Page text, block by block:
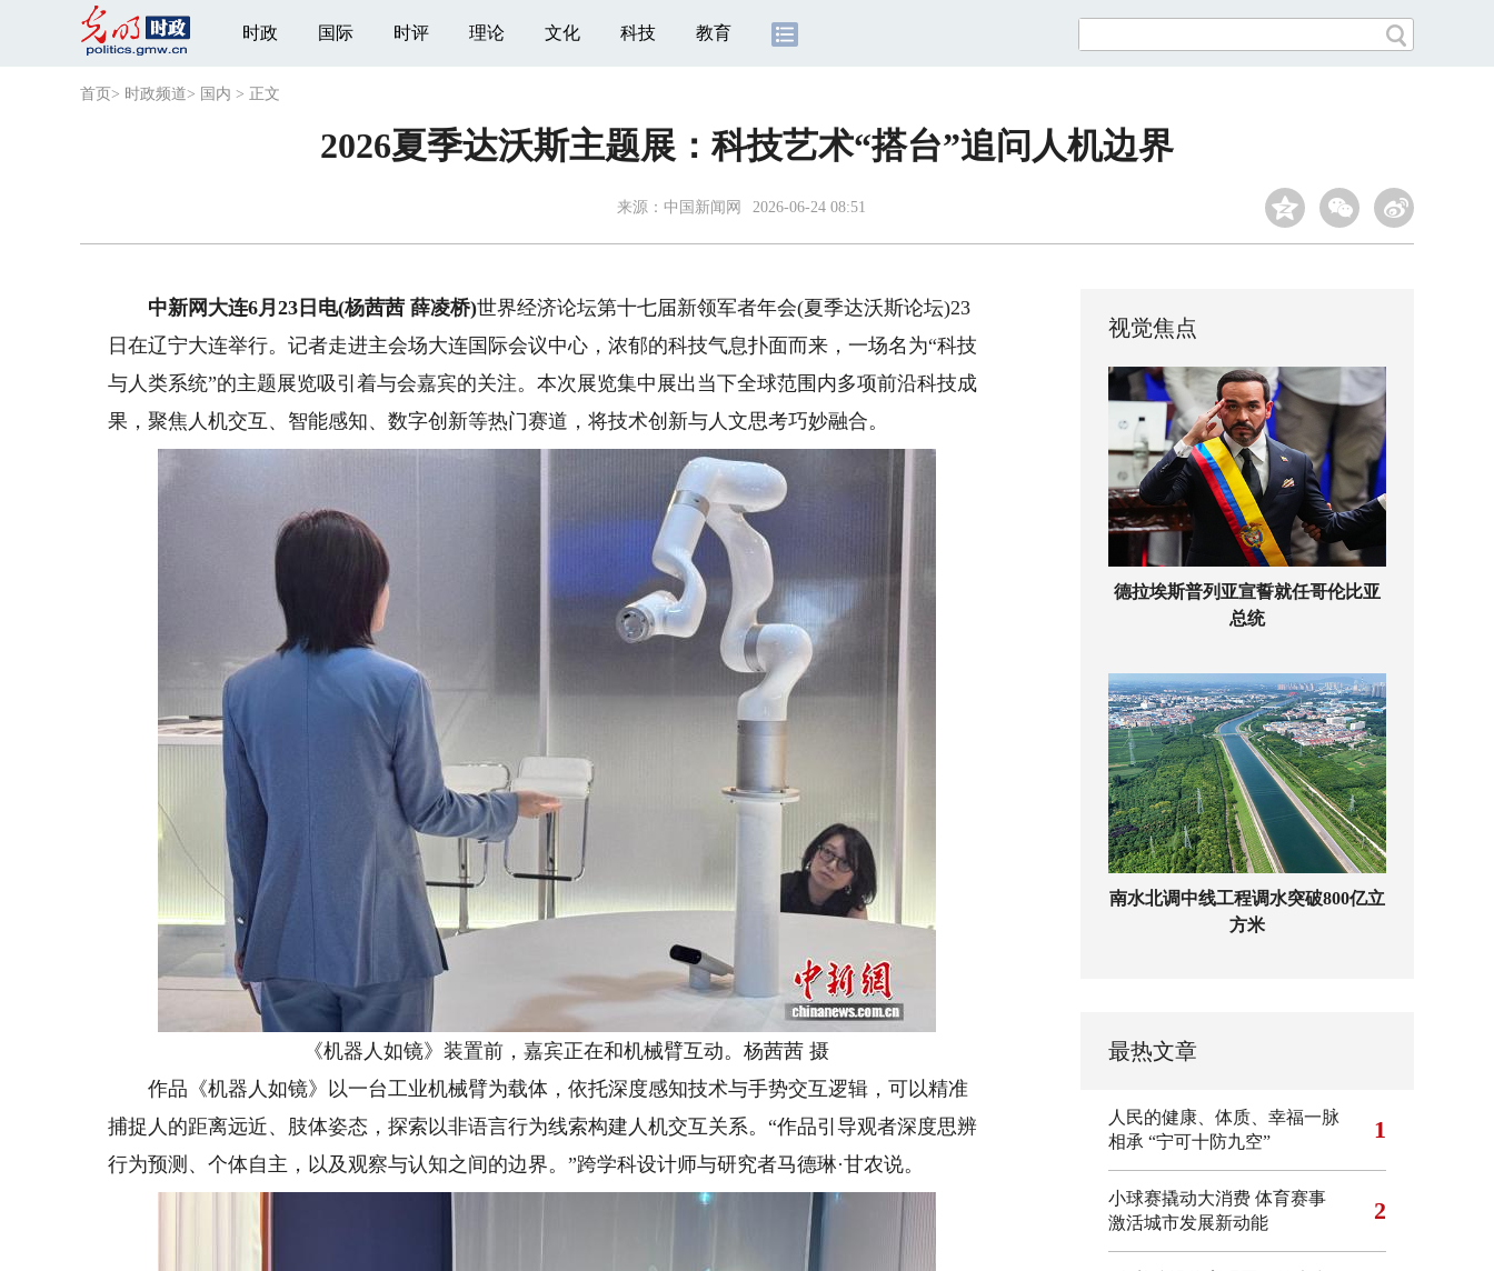
时政 国际 时评 理论 文化 科技 教育
首页 > 时政频道> 国内 > 正文
2026夏季达沃斯主题展：科技艺术“搭台”追问人机边界
来源： 中国新闻网 2026-06-24 08:51
中新网大连6月23日电(杨茜茜 薛凌桥)世界经济论坛第十七届新领军者年会(夏季达沃斯论坛)23
日在辽宁大连举行。记者走进主会场大连国际会议中心，浓郁的科技气息扑面而来，一场名为“科技
与人类系统”的主题展览吸引着与会嘉宾的关注。本次展览集中展出当下全球范围内多项前沿科技成
果，聚焦人机交互、智能感知、数字创新等热门赛道，将技术创新与人文思考巧妙融合。
《机器人如镜》装置前，嘉宾正在和机械臂互动。杨茜茜 摄
作品《机器人如镜》以一台工业机械臂为载体，依托深度感知技术与手势交互逻辑，可以精准
捕捉人的距离远近、肢体姿态，探索以非语言行为线索构建人机交互关系。“作品引导观者深度思辨
行为预测、个体自主，以及观察与认知之间的边界。”跨学科设计师与研究者马德琳·甘农说。
视觉焦点
德拉埃斯普列亚宣誓就任哥伦比亚
总统
南水北调中线工程调水突破800亿立
方米
最热文章
人民的健康、体质、幸福一脉
相承 “宁可十防九空” 1
小球赛撬动大消费 体育赛事
激活城市发展新动能
2